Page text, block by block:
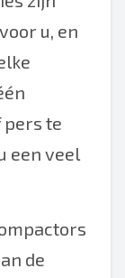
u, en
pers te
een veel
de